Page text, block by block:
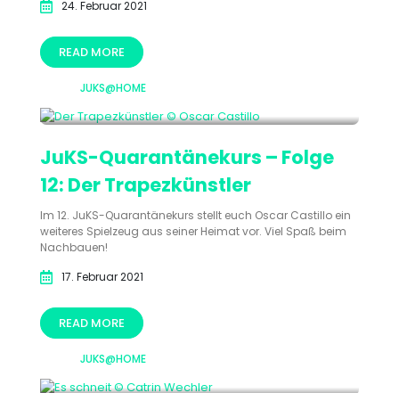
24. Februar 2021
READ MORE
JUKS@HOME
JuKS-Quarantänekurs – Folge
12: Der Trapezkünstler
Im 12. JuKS-Quarantänekurs stellt euch Oscar Castillo ein
weiteres Spielzeug aus seiner Heimat vor. Viel Spaß beim
Nachbauen!
17. Februar 2021
READ MORE
JUKS@HOME